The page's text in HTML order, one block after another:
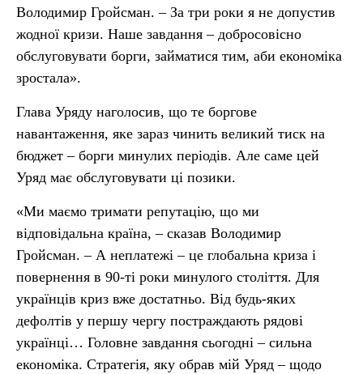
Володимир Гройсман. – За три роки я не допустив
жодної кризи. Наше завдання – добросовісно
обслуговувати борги, займатися тим, аби економіка
зростала».
Глава Уряду наголосив, що те боргове
навантаження, яке зараз чинить великий тиск на
бюджет – борги минулих періодів. Але саме цей
Уряд має обслуговувати ці позики.
«Ми маємо тримати репутацію, що ми
відповідальна країна, – сказав Володимир
Гройсман. – А неплатежі – це глобальна криза і
повернення в 90-ті роки минулого століття. Для
українців криз вже достатньо. Від будь-яких
дефолтів у першу чергу постраждають рядові
українці… Головне завдання сьогодні – сильна
економіка. Стратегія, яку обрав мій Уряд – щодо